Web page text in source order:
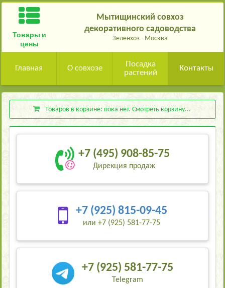
Товары и
цены
Мытищинский совхоз
декоративного садоводства
Зеленхоз - Москва
Главная О совхозе
Посадка
растений
Контакты
Товаров в корзине: пока нет. Смотреть корзину...
+7 (495) 908-85-75
Дирекция продаж
+7 (925) 815-09-45
или +7 (925) 581-77-75
+7 (925) 581-77-75
Telegram